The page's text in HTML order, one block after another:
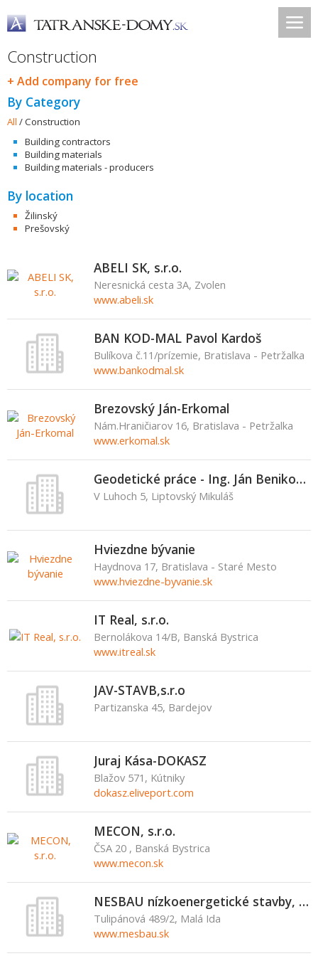
Construction
+ Add company for free
By Category
All /Construction
Building contractors
Building materials
Building materials - producers
By location
Žilinský
Prešovský
ABELI SK, s.r.o.
Neresnická cesta 3A, Zvolen
www.abeli.sk
BAN KOD-MAL Pavol Kardoš
Bulíkova č.11/prízemie, Bratislava - Petržalka
www.bankodmal.sk
Brezovský Ján-Erkomal
Nám.Hraničiarov 16, Bratislava - Petržalka
www.erkomal.sk
Geodetické práce - Ing. Ján Benikovský
V Luhoch 5, Liptovský Mikuláš
Hviezdne bývanie
Haydnova 17, Bratislava - Staré Mesto
www.hviezdne-byvanie.sk
IT Real, s.r.o.
Bernolákova 14/B, Banská Bystrica
www.itreal.sk
JAV-STAVB,s.r.o
Partizanska 45, Bardejov
Juraj Kása-DOKASZ
Blažov 571, Kútniky
dokasz.eliveport.com
MECON, s.r.o.
ČSA 20 , Banská Bystrica
www.mecon.sk
NESBAU nízkoenergetické stavby, s.r.o.
Tulipánová 489/2, Malá Ida
www.mesbau.sk